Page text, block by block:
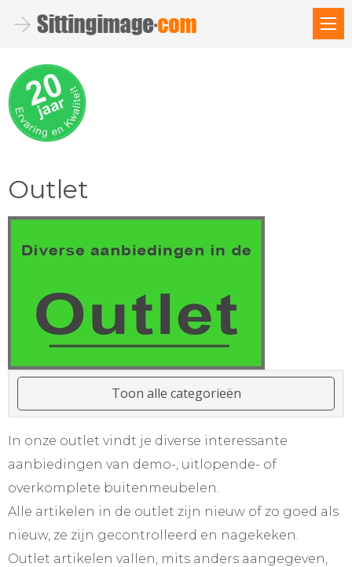
Outlet
Toon alle categorieën
In onze outlet vindt je diverse interessante
aanbiedingen van demo-, uitlopende- of
overkomplete buitenmeubelen.
Alle artikelen in de outlet zijn nieuw of zo goed als
nieuw, ze zijn gecontrolleerd en nagekeken.
Outlet artikelen vallen, mits anders aangegeven,